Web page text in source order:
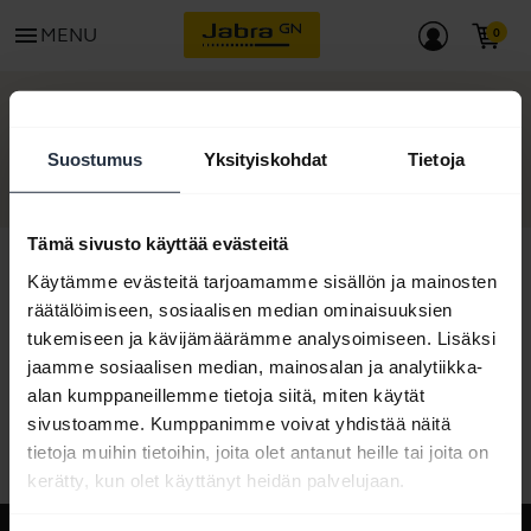
Suostumus Yksityiskohdat Tietoja
Tämä sivusto käyttää evästeitä
Käytämme evästeitä tarjoamamme sisällön ja mainosten
räätälöimiseen, sosiaalisen median ominaisuuksien
tukemiseen ja kävijämäärämme analysoimiseen. Lisäksi
jaamme sosiaalisen median, mainosalan ja analytiikka-
alan kumppaneillemme tietoja siitä, miten käytät
sivustoamme. Kumppanimme voivat yhdistää näitä
tietoja muihin tietoihin, joita olet antanut heille tai joita on
kerätty, kun olet käyttänyt heidän palvelujaan.
menu MENU
Kaikki tukisisältö
Resurssit käytön aloituksen tueksi